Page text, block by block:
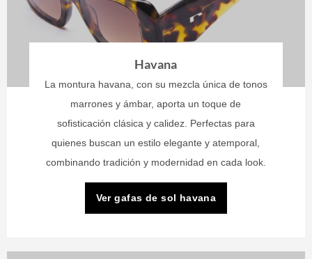
Havana
La montura havana, con su mezcla única de tonos
marrones y ámbar, aporta un toque de
sofisticación clásica y calidez. Perfectas para
quienes buscan un estilo elegante y atemporal,
combinando tradición y modernidad en cada look.
Ver gafas de sol havana